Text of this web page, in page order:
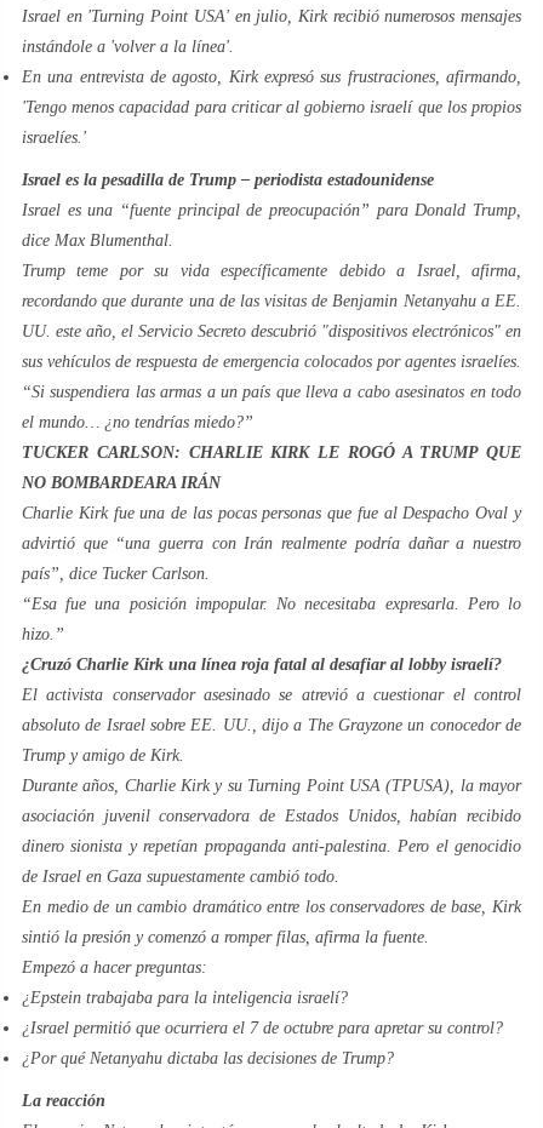
Israel en 'Turning Point USA' en julio, Kirk recibió numerosos mensajes
instándole a 'volver a la línea'.
En una entrevista de agosto, Kirk expresó sus frustraciones, afirmando,
'Tengo menos capacidad para criticar al gobierno israelí que los propios
israelíes.'
Israel es la pesadilla de Trump – periodista estadounidense
Israel es una “fuente principal de preocupación” para Donald Trump,
dice Max Blumenthal.
Trump teme por su vida específicamente debido a Israel, afirma,
recordando que durante una de las visitas de Benjamin Netanyahu a EE.
UU. este año, el Servicio Secreto descubrió "dispositivos electrónicos" en
sus vehículos de respuesta de emergencia colocados por agentes israelíes.
“Si suspendiera las armas a un país que lleva a cabo asesinatos en todo
el mundo… ¿no tendrías miedo?”
TUCKER CARLSON: CHARLIE KIRK LE ROGÓ A TRUMP QUE
NO BOMBARDEARA IRÁN
Charlie Kirk fue una de las pocas personas que fue al Despacho Oval y
advirtió que “una guerra con Irán realmente podría dañar a nuestro
país”, dice Tucker Carlson.
“Esa fue una posición impopular. No necesitaba expresarla. Pero lo
hizo.”
¿Cruzó Charlie Kirk una línea roja fatal al desafiar al lobby israelí?
El activista conservador asesinado se atrevió a cuestionar el control
absoluto de Israel sobre EE. UU., dijo a The Grayzone un conocedor de
Trump y amigo de Kirk.
Durante años, Charlie Kirk y su Turning Point USA (TPUSA), la mayor
asociación juvenil conservadora de Estados Unidos, habían recibido
dinero sionista y repetían propaganda anti-palestina. Pero el genocidio
de Israel en Gaza supuestamente cambió todo.
En medio de un cambio dramático entre los conservadores de base, Kirk
sintió la presión y comenzó a romper filas, afirma la fuente.
Empezó a hacer preguntas:
¿Epstein trabajaba para la inteligencia israelí?
¿Israel permitió que ocurriera el 7 de octubre para apretar su control?
¿Por qué Netanyahu dictaba las decisiones de Trump?
La reacción